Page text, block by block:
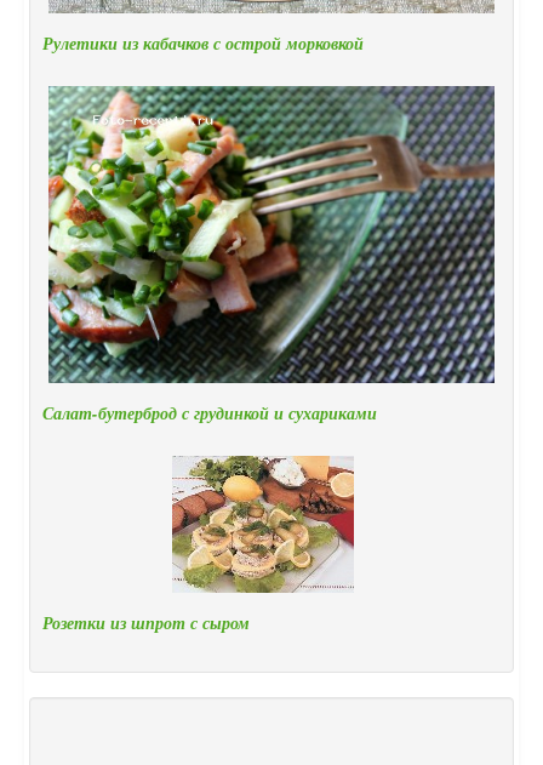
Рулетики из кабачков с острой морковкой
Салат-бутерброд с грудинкой и сухариками
Розетки из шпрот с сыром